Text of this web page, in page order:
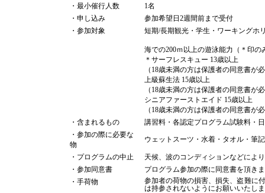
・最小催行人数
1名
・申し込み
参加希望日2週間前まで受付
・参加対象
短期/長期観光・学生・ワーキングホ
海での200ｍ以上の遊泳能力（＊印の
＊サーフレスキュー 13歳以上
（18歳未満の方は保護者の同意書が
上級蘇生法 15歳以上
（18歳未満の方は保護者の同意書が
シニアファーストエイド 15歳以上
（18歳未満の方は保護者の同意書が
・含まれるもの
講習料・各認定プログラム試験料・
・参加の際に必要な
物
ウェットスーツ・水着・タオル・筆
・プログラムの中止
天候、波のコンディションなどによ
・参加同意書
プログラム参加の際に同意書を頂き
・手荷物
参加者の荷物の損害、損失、盗難に
は持参されないようにお願いいたし